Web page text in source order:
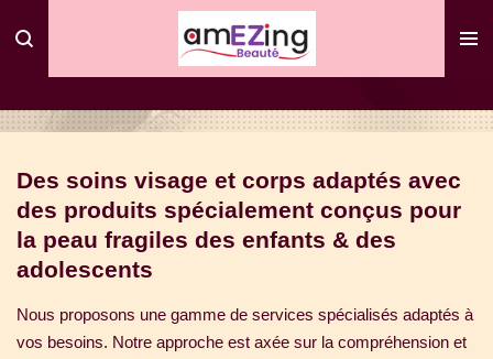
au
contenu
principal
Des soins visage et corps adaptés avec
des produits spécialement conçus pour
la peau fragiles des enfants & des
adolescents
Nous proposons une gamme de services spécialisés adaptés à
vos besoins. Notre approche est axée sur la compréhension et